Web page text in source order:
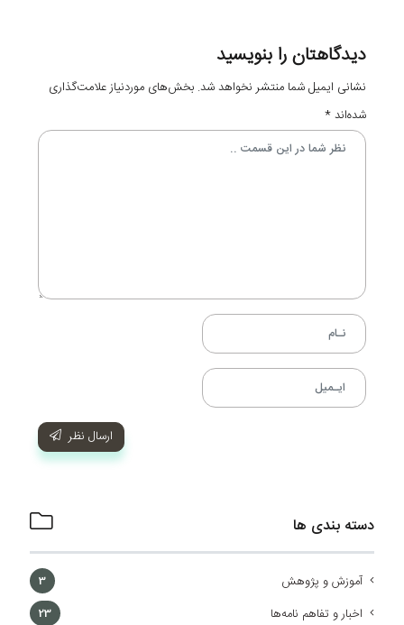
دیدگاهتان را بنویسید
نشانی ایمیل شما منتشر نخواهد شد. بخش‌های موردنیاز علامت‌گذاری
شده‌اند*
ارسال نظر
دسته بندی ها
آموزش و پژوهش 3
اخبار و تفاهم نامه‌ها 23